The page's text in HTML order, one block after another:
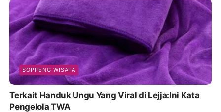
SOPPENG WISATA
Terkait Handuk Ungu Yang Viral di Lejja:Ini Kata
Pengelola TWA